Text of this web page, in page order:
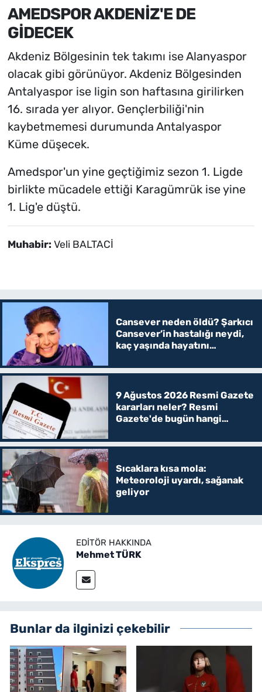
AMEDSPOR AKDENİZ'E DE
GİDECEK
Akdeniz Bölgesinin tek takımı ise Alanyaspor
olacak gibi görünüyor. Akdeniz Bölgesinden
Antalyaspor ise ligin son haftasına girilirken
16. sırada yer alıyor. Gençlerbiliği'nin
kaybetmemesi durumunda Antalyaspor
Küme düşecek.
Amedspor'un yine geçtiğimiz sezon 1. Ligde
birlikte mücadele ettiği Karagümrük ise yine
1. Lig'e düştü.
Muhabir: Veli BALTACİ
Cansever neden öldü? Şarkıcı
Cansever’in hastalığı neydi,
kaç yaşında hayatını
9 Ağustos 2026 Resmi Gazete
kararları neler? Resmi
Gazete'de bugün hangi
affı var mı?
Sıcaklara kısa mola:
Meteoroloji uyardı, sağanak
geliyor
EDITÖR HAKKINDA
Mehmet TÜRK
Bunlar da ilginizi çekebilir